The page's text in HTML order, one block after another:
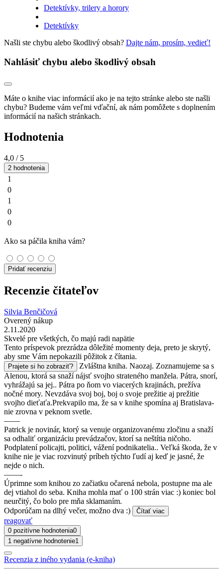
Detektívky, trilery a horory
Detektívky
Našli ste chybu alebo škodlivý obsah? Dajte nám, prosím, vedieť!
Nahlásiť chybu alebo škodlivý obsah
Máte o knihe viac informácií ako je na tejto stránke alebo ste našli
chybu? Budeme vám veľmi vďační, ak nám pomôžete s doplnením
informácií na našich stránkach.
Hodnotenia
4,0 / 5
2 hodnotenia
1
0
1
0
0
Ako sa páčila kniha vám?
Pridať recenziu
Recenzie čitateľov
Silvia Benčičová
Overený nákup
2.11.2020
Skvelé pre všetkých, čo majú radi napätie
Tento príspevok prezrádza dôležité momenty deja, preto je skrytý,
aby sme Vám nepokazili pôžitok z čítania.
Prajete si ho zobraziť?
Zvláštna kniha. Naozaj. Zoznamujeme sa s
Alenou, ktorá sa snaží nájsť svojho strateného manžela. Pátra, snorí,
vyhrážajú sa jej.. Pátra po ňom vo viacerých krajinách, prežíva
nočné mory. Nevzdáva svoj boj, boj o svoje prežitie aj prežitie
svojho dieťaťa.Prekvapilo ma, že sa v knihe spomína aj Bratislava-
nie zrovna v peknom svetle.
——
Patrick je novinár, ktorý sa venuje organizovanému zločinu a snaží
sa odhaliť organizáciu prevádzačov, ktorí sa neštítia ničoho.
Podplatení policajti, politici, vážení podnikatelia.. Veľká škoda, že v
knihe nie je viac rozvinutý príbeh týchto ľudí aj keď je jasné, že
nejde o nich.
——-
Úprimne som knihou zo začiatku očarená nebola, postupne ma ale
dej vtiahol do seba. Kniha mohla mať o 100 strán viac :) koniec bol
neurčitý, čo bolo pre mňa sklamaním.
Odporúčam na dlhý večer, možno dva :)
Čítať viac
reagovať
0 pozitívne hodnotenia0
1 negatívne hodnotenie1
Recenzia z iného vydania (e-kniha)